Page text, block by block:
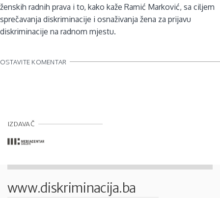
ženskih radnih prava i to, kako kaže Ramić Marković, sa ciljem
sprečavanja diskriminacije i osnaživanja žena za prijavu
diskriminacije na radnom mjestu.
OSTAVITE KOMENTAR
IZDAVAČ
www.diskriminacija.ba